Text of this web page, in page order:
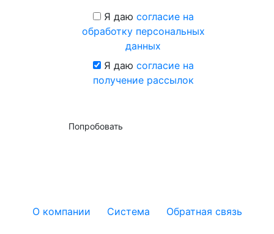
Я даю согласие на
обработку персональных
данных
Я даю согласие на
получение рассылок
Попробовать
О компании Система Обратная связь